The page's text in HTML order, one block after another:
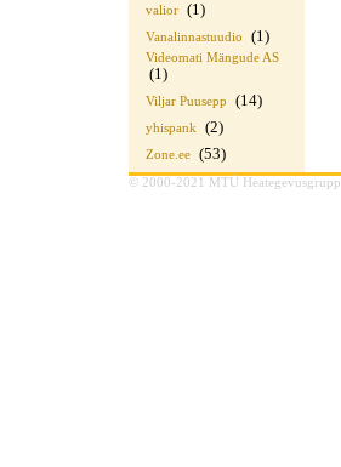
valior (1)
Vanalinnastuudio (1)
Videomati Mängude AS
(1)
Viljar Puusepp (14)
yhispank (2)
Zone.ee (53)
© 2000-2021 MTÜ Heategevusgrupp